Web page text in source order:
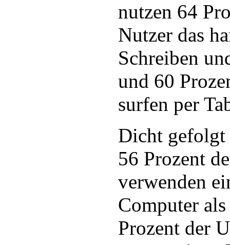
nutzen 64
Nutzer das
Schreiben
und 60
surfen per
Dicht gefolgt
56 Prozent
verwenden
Computer
Prozent der